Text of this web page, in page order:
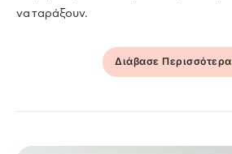
να ταράξουν.
Διάβασε Περισσότερα